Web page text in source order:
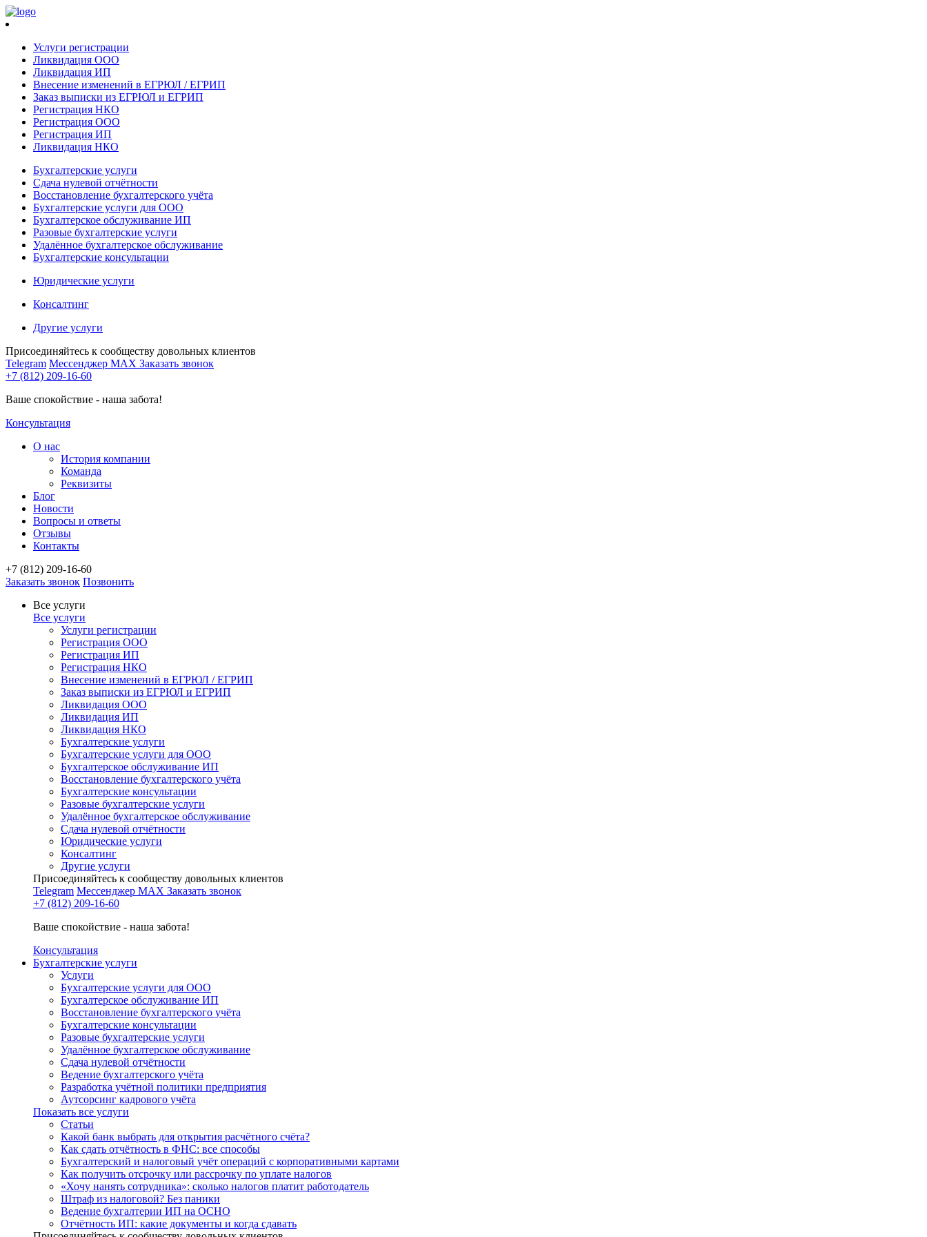
Услуги регистрации
Ликвидация ООО
Ликвидация ИП
Внесение изменений в ЕГРЮЛ / ЕГРИП
Заказ выписки из ЕГРЮЛ и ЕГРИП
Регистрация НКО
Регистрация ООО
Регистрация ИП
Ликвидация НКО
Бухгалтерские услуги
Сдача нулевой отчётности
Восстановление бухгалтерского учёта
Бухгалтерские услуги для ООО
Бухгалтерское обслуживание ИП
Разовые бухгалтерские услуги
Удалённое бухгалтерское обслуживание
Бухгалтерские консультации
Юридические услуги
Консалтинг
Другие услуги
Присоединяйтесь к сообществу довольных клиентов
Telegram Мессенджер MAX Заказать звонок
+7 (812) 209-16-60
Ваше спокойствие - наша забота!
Консультация
О нас
История компании
Команда
Реквизиты
Блог
Новости
Вопросы и ответы
Отзывы
Контакты
+7 (812) 209-16-60
Заказать звонок Позвонить
Все услуги
Все услуги
Услуги регистрации
Регистрация ООО
Регистрация ИП
Регистрация НКО
Внесение изменений в ЕГРЮЛ / ЕГРИП
Заказ выписки из ЕГРЮЛ и ЕГРИП
Ликвидация ООО
Ликвидация ИП
Ликвидация НКО
Бухгалтерские услуги
Бухгалтерские услуги для ООО
Бухгалтерское обслуживание ИП
Восстановление бухгалтерского учёта
Бухгалтерские консультации
Разовые бухгалтерские услуги
Удалённое бухгалтерское обслуживание
Сдача нулевой отчётности
Юридические услуги
Консалтинг
Другие услуги
Присоединяйтесь к сообществу довольных клиентов
Telegram Мессенджер MAX Заказать звонок
+7 (812) 209-16-60
Ваше спокойствие - наша забота!
Консультация
Бухгалтерские услуги
Услуги
Бухгалтерские услуги для ООО
Бухгалтерское обслуживание ИП
Восстановление бухгалтерского учёта
Бухгалтерские консультации
Разовые бухгалтерские услуги
Удалённое бухгалтерское обслуживание
Сдача нулевой отчётности
Ведение бухгалтерского учёта
Разработка учётной политики предприятия
Аутсорсинг кадрового учёта
Показать все услуги
Статьи
Какой банк выбрать для открытия расчётного счёта?
Как сдать отчётность в ФНС: все способы
Бухгалтерский и налоговый учёт операций с корпоративными картами
Как получить отсрочку или рассрочку по уплате налогов
«Хочу нанять сотрудника»: сколько налогов платит работодатель
Штраф из налоговой? Без паники
Ведение бухгалтерии ИП на ОСНО
Отчётность ИП: какие документы и когда сдавать